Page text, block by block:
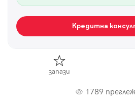
Кредитна
запази
1789